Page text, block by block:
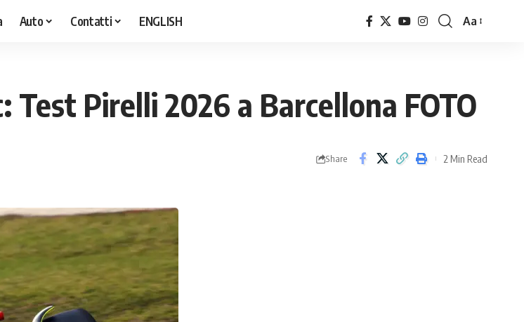
Auto Contatti ENGLISH
Font
Aa
Pirelli 2026 a Barcellona FOTO
Share 2 Min Read